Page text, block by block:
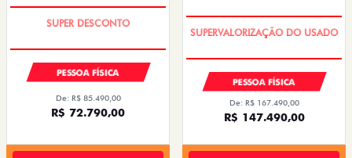
PESSOA FÍSICA
De: R$ 85.490,00
R$ 72.790,00
COM USADO NA TROCA
PESSOA FÍSICA
De: R$ 167.490,00
R$ 147.490,00